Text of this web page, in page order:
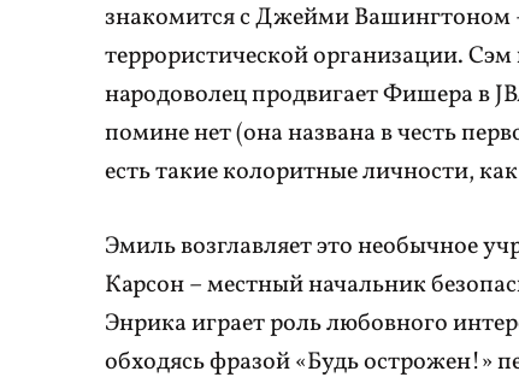
знакомится с Джейми Вашингтоном
террористической организации.
народоволец продвигает Фишера в
помине нет (она названа в честь
есть такие колоритные личности,
Эмиль возглавляет это необычное
Карсон – местный начальник
Энрика играет роль любовного
обходясь фразой «Будь острожен!»